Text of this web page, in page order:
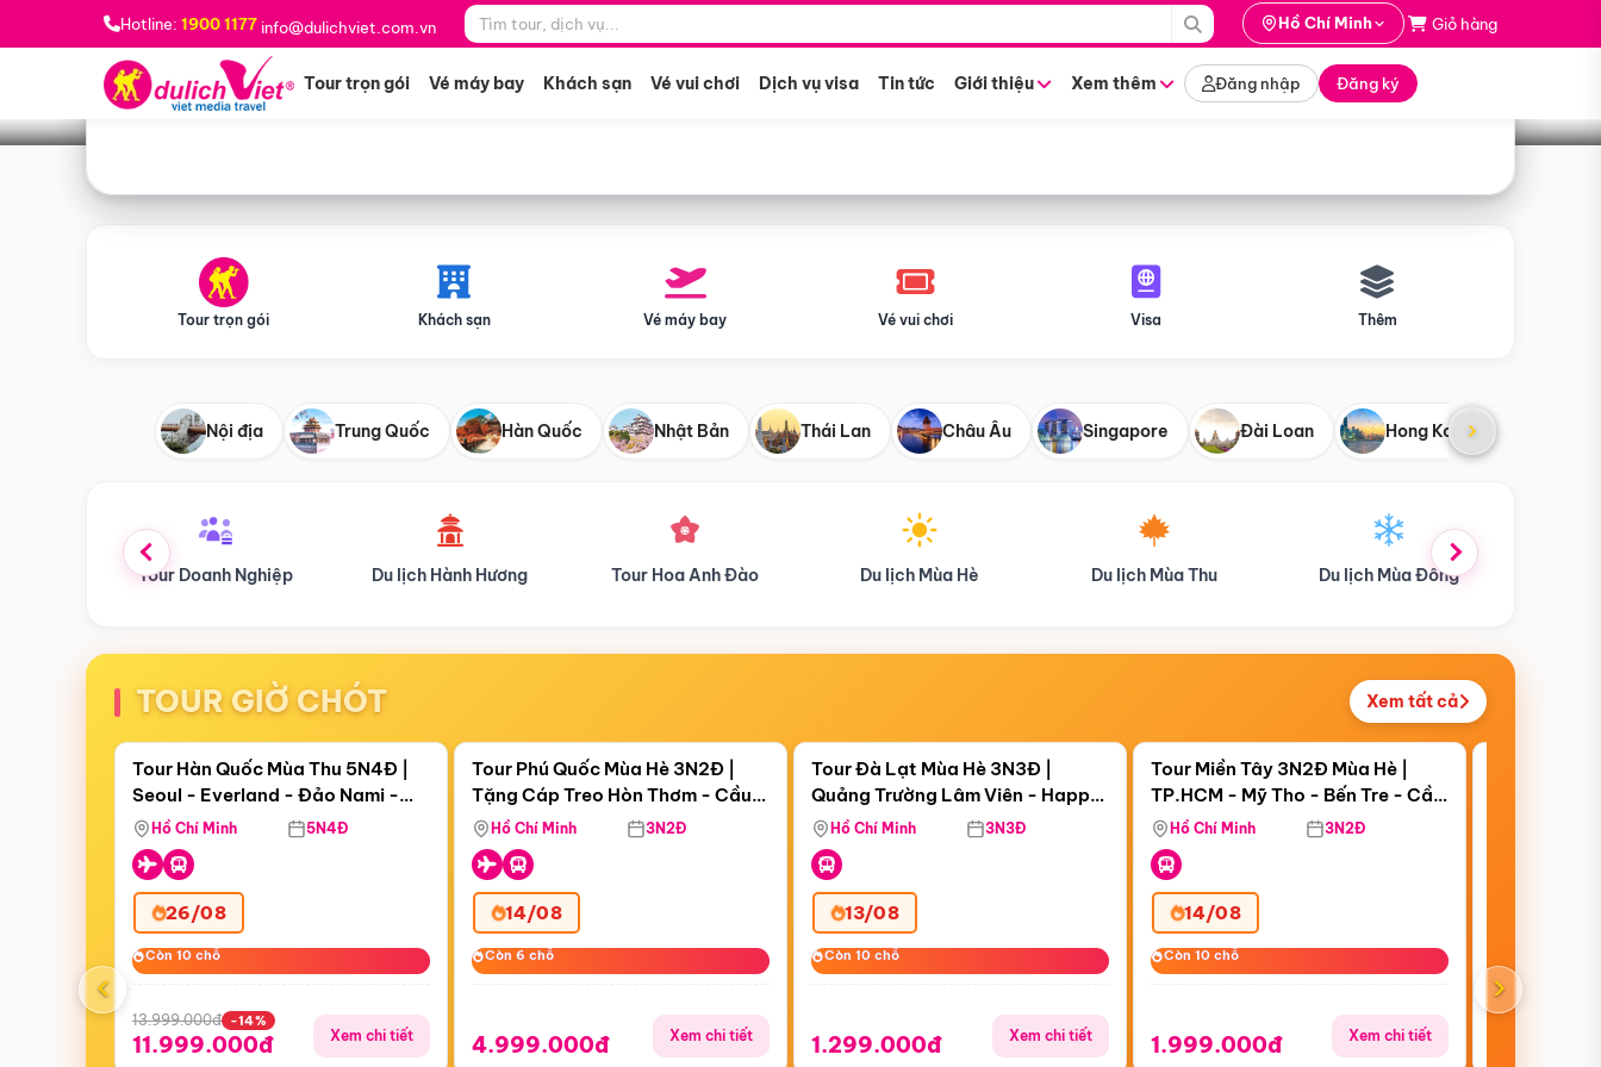
Hotline: 1900 1177 info@dulichviet.com.vn Hồ Chí Minh Giỏ hàng
Tour trọn gói Vé máy bay Khách sạn Vé vui chơi Dịch vụ visa Tin tức Giới thiệu Xem thêm Đăng nhập Đăng ký
Bạn muốn đi đâu? *
Tìm tour
Tour trọn gói Khách sạn Vé máy bay Vé vui chơi Visa Thêm
Nội địa Trung Quốc Hàn Quốc Nhật Bản Thái Lan Châu Âu Singapore Đài Loan Hong Kong
Doanh Nghiệp Du lịch Hành Hương Tour Hoa Anh Đào Du lịch Mùa Hè Du lịch Mùa Thu Du lịch Mùa Đông Combo Du lịch
TOUR GIỜ CHÓT Xem tất cả
Còn19 ngày 06:28:14
Điểm nổi bật
Tour Hàn Quốc Mùa Thu 5N4Đ |
Seoul - Everland - Đảo Nami -
Tháp Namsan (Bay Sun Phuquoc
Airways)
Hồ Chí Minh 5N4Đ
26/08
Còn 10 chỗ
Còn 10 chỗ
13.999.000đ -14%
11.999.000đ Xem chi tiết
Còn07 ngày 06:28:14
Tặng Cáp Treo Hòn Thơm
Tour Phú Quốc Mùa Hè 3N2Đ |
Tặng Cáp Treo Hòn Thơm - Cầu
Hôn - Công Viên Nước Aquatopia
Hồ Chí Minh 3N2Đ
14/08
Còn 6 chỗ
Còn 6 chỗ
4.999.000đ Xem chi tiết
Còn06 ngày 06:28:14
Tour Đà Lạt Mùa Hè 3N3Đ |
Quảng Trường Lâm Viên - Happy
Hill - Puppy Farm
Hồ Chí Minh 3N3Đ
13/08
Còn 10 chỗ
Còn 10 chỗ
1.299.000đ Xem chi tiết
Còn07 ngày 06:28:14
Điểm nổi bật
Tour Miền Tây 3N2Đ Mùa Hè |
TP.HCM - Mỹ Tho - Bến Tre - Cần
Thơ - Sóc Trăng - Bạc Liêu - Cà
Mau
Hồ Chí Minh 3N2Đ
14/08
Còn 10 chỗ
Còn 10 chỗ
1.999.000đ Xem chi tiết
‹ ›